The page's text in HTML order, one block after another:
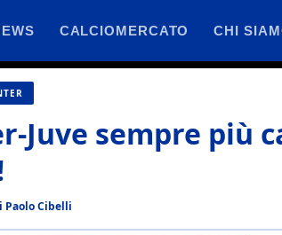
CALCIOMERCATO CHI
Juve sempre più
Paolo Cibelli